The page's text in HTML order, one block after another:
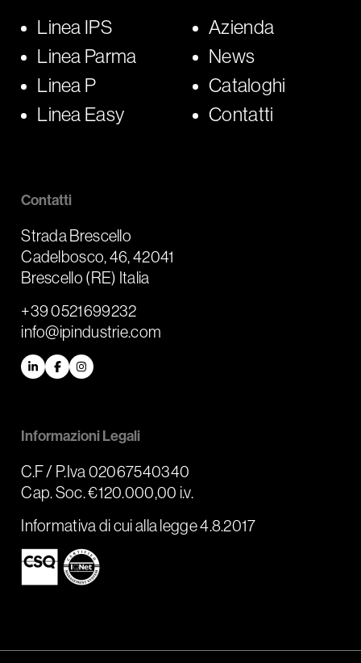
Linea IPS
Linea Parma
Linea P
Linea Easy
Azienda
News
Cataloghi
Contatti
Contatti
Strada Brescello
Cadelbosco, 46, 42041
Brescello (RE) Italia
+39 0521699232
info@ipindustrie.com
LinkedInFacebookInstagram
Informazioni Legali
C.F / P.Iva 02067540340
Cap. Soc. €120.000,00 i.v.
Informativa di cui alla legge 4.8.2017